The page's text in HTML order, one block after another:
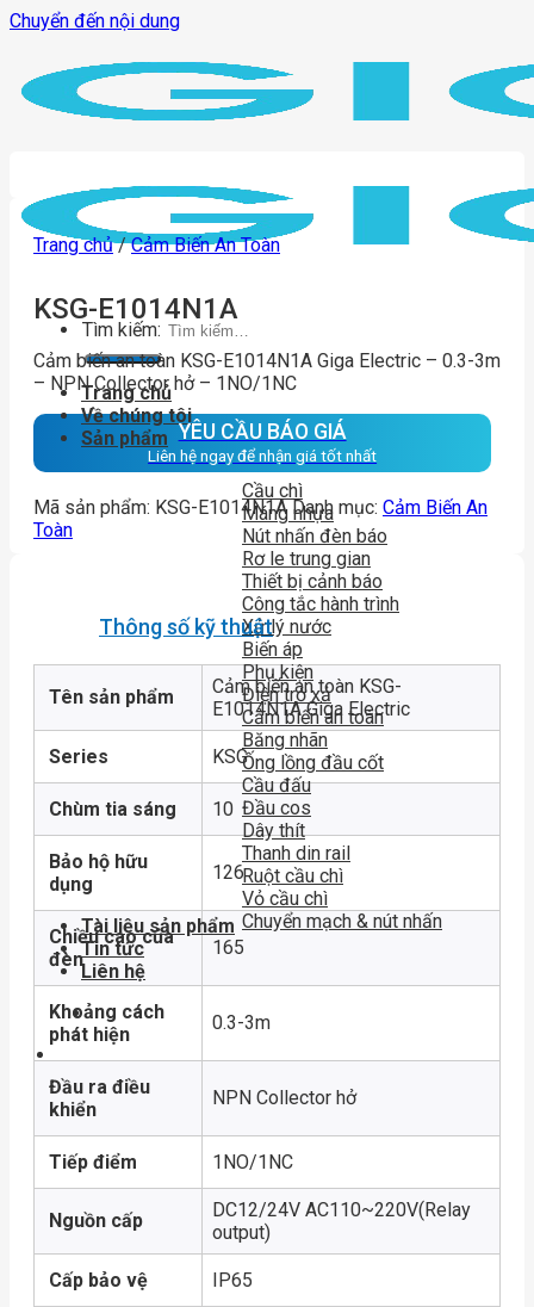
Chuyển đến nội dung
Tìm kiếm:
Trang chủ
Về chúng tôi
Sản phẩm
Cầu chì
Máng nhựa
Nút nhấn đèn báo
Rơ le trung gian
Thiết bị cảnh báo
Công tắc hành trình
Xử lý nước
Biến áp
Phụ kiện
Điện trở xả
Cảm biến an toàn
Băng nhãn
Ống lồng đầu cốt
Cầu đấu
Đầu cos
Dây thít
Thanh din rail
Ruột cầu chì
Vỏ cầu chì
Chuyển mạch & nút nhấn
Tài liệu sản phẩm
Tin tức
Liên hệ
Trang chủ / Cảm Biến An Toàn
KSG-E1014N1A
Cảm biến an toàn KSG-E1014N1A Giga Electric – 0.3-3m
– NPN Collector hở – 1NO/1NC
YÊU CẦU BÁO GIÁ
Liên hệ ngay để nhận giá tốt nhất
Mã sản phẩm: KSG-E1014N1A Danh mục: Cảm Biến An
Toàn
Thông số kỹ thuật
Tên sản phẩm
Cảm biến an toàn KSG-
E1014N1A Giga Electric
Series KSG
Chùm tia sáng 10
Bảo hộ hữu
dụng
126
Chiều cao của
đèn
165
Khoảng cách
phát hiện
0.3-3m
Đầu ra điều
khiển
NPN Collector hở
Tiếp điểm 1NO/1NC
Nguồn cấp
DC12/24V AC110~220V(Relay
output)
Cấp bảo vệ IP65